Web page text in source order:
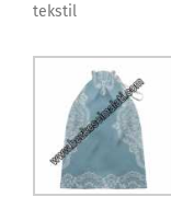
tekstil